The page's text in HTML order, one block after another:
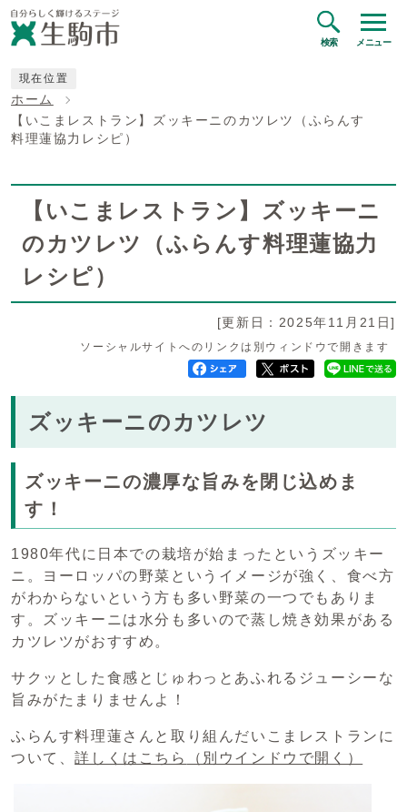
検索 メニュー
現在位置
ホーム
【いこまレストラン】ズッキーニのカツレツ（ふらんす
料理蓮協力レシピ）
【いこまレストラン】ズッキーニ
のカツレツ（ふらんす料理蓮協力
レシピ）
[更新日：2025年11月21日]
ソーシャルサイトへのリンクは別ウィンドウで開きます
ズッキーニのカツレツ
ズッキーニの濃厚な旨みを閉じ込めま
す！
1980年代に日本での栽培が始まったというズッキー
ニ。ヨーロッパの野菜というイメージが強く、食べ方
がわからないという方も多い野菜の一つでもありま
す。ズッキーニは水分も多いので蒸し焼き効果がある
カツレツがおすすめ。
サクッとした食感とじゅわっとあふれるジューシーな
旨みがたまりませんよ！
ふらんす料理蓮さんと取り組んだいこまレストランに
ついて、詳しくはこちら （別ウインドウで開く）